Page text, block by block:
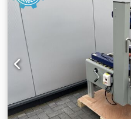
320 mm Höhe: 60 – 280 mm
mm Breite 890 mm Gewicht
CE-Kennzeichnung
unserem VOGEL-Karton-
Laufrollen, Vor- und